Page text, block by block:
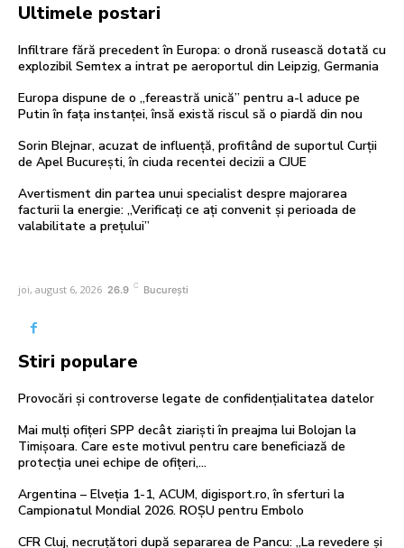
Ultimele postari
Infiltrare fără precedent în Europa: o dronă rusească dotată cu
explozibil Semtex a intrat pe aeroportul din Leipzig, Germania
Europa dispune de o „fereastră unică” pentru a-l aduce pe
Putin în fața instanței, însă există riscul să o piardă din nou
Sorin Blejnar, acuzat de influență, profitând de suportul Curții
de Apel București, în ciuda recentei decizii a CJUE
Avertisment din partea unui specialist despre majorarea
facturii la energie: „Verificați ce ați convenit și perioada de
valabilitate a prețului”
joi, august 6, 2026 26.9 C București
Stiri populare
Provocări și controverse legate de confidențialitatea datelor
Mai mulți ofițeri SPP decât ziariști în preajma lui Bolojan la
Timișoara. Care este motivul pentru care beneficiază de
protecția unei echipe de ofițeri,...
Argentina – Elveția 1-1, ACUM, digisport.ro, în sferturi la
Campionatul Mondial 2026. ROȘU pentru Embolo
CFR Cluj, necruțători după separarea de Pancu: „La revedere și